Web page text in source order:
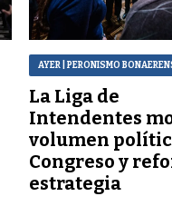
AYER | PERONISMO
La Liga de
Intendentes
volumen
Congreso y
estrategia